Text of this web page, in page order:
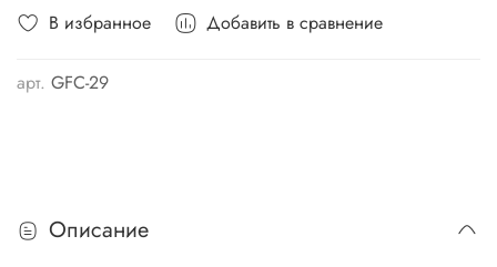
В избранное Добавить в сравнение
арт. GFC-29
Описание